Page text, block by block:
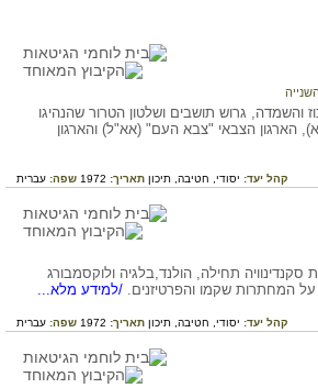
מחנות ריכוז והשמדה, גרוש תושבים ושלטון הטרור שהנהיגו
הארגון הצבאי "צבא העם" (אא"ל) והארגון
קהל יעד: יסודי, חטיבה, תיכון תאריך: 1972 שפה: עברית
תחילה, הולנד,בלגיה ולוקסמבורג
המחתרות שקמו והפרטיזנים. /למידע מלא...
קהל יעד: יסודי, חטיבה, תיכון תאריך: 1972 שפה: עברית